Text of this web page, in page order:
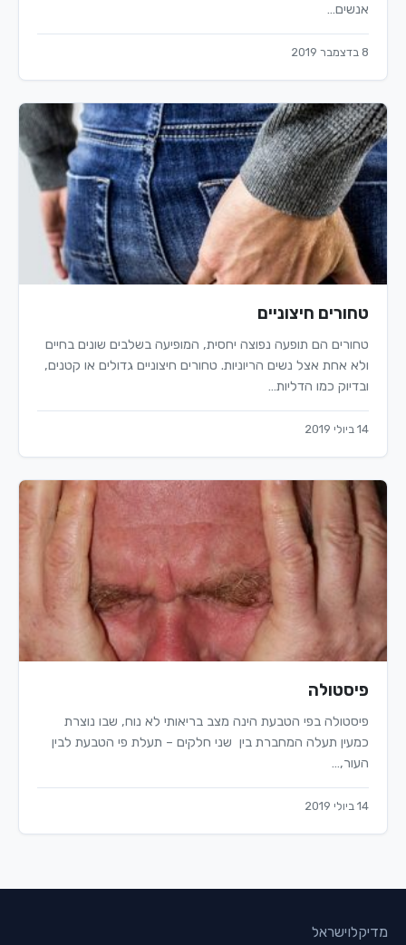
אנשים…
8 בדצמבר 2019
טחורים חיצוניים
טחורים הם תופעה נפוצה יחסית, המופיעה בשלבים שונים בחיים
ולא אחת אצל נשים הריוניות. טחורים חיצוניים גדולים או קטנים,
ובדיוק כמו הדליות…
14 ביולי 2019
פיסטולה
פיסטולה בפי הטבעת הינה מצב בריאותי לא נוח, שבו נוצרת
כמעין תעלה המחברת בין שני חלקים – תעלת פי הטבעת לבין
העור,…
14 ביולי 2019
מדיקלוישראל